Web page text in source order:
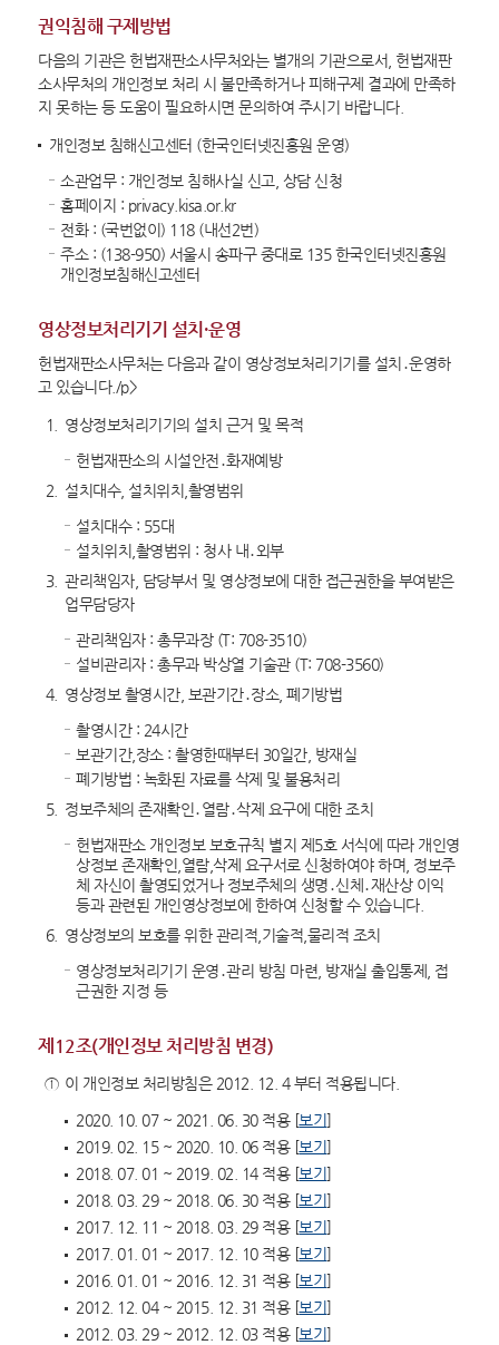
권익침해 구제방법
다음의 기관은 헌법재판소사무처와는 별개의 기관으로서, 헌법재판
소사무처의 개인정보 처리 시 불만족하거나 피해구제 결과에 만족하
지 못하는 등 도움이 필요하시면 문의하여 주시기 바랍니다.
개인정보 침해신고센터 (한국인터넷진흥원 운영)
소관업무 : 개인정보 침해사실 신고, 상담 신청
홈페이지 : privacy.kisa.or.kr
전화 : (국번없이) 118 (내선2번)
주소 : (138-950) 서울시 송파구 중대로 135 한국인터넷진흥원
개인정보침해신고센터
영상정보처리기기 설치·운영
헌법재판소사무처는 다음과 같이 영상정보처리기기를 설치․운영하
고 있습니다./p>
1.
영상정보처리기기의 설치 근거 및 목적
헌법재판소의 시설안전․화재예방
2.
설치대수, 설치위치,촬영범위
설치대수 : 55대
설치위치,촬영범위 : 청사 내․외부
3. 관리책임자, 담당부서 및 영상정보에 대한 접근권한을 부여받은
업무담당자
관리책임자 : 총무과장 (T: 708-3510)
설비관리자 : 총무과 박상열 기술관 (T: 708-3560)
4.
영상정보 촬영시간, 보관기간․장소, 폐기방법
촬영시간 : 24시간
보관기간,장소 : 촬영한때부터 30일간, 방재실
폐기방법 : 녹화된 자료를 삭제 및 불용처리
5.
정보주체의 존재확인․열람․삭제 요구에 대한 조치
헌법재판소 개인정보 보호규칙 별지 제5호 서식에 따라 개인영
상정보 존재확인,열람,삭제 요구서로 신청하여야 하며, 정보주
체 자신이 촬영되었거나 정보주체의 생명․신체․재산상 이익
등과 관련된 개인영상정보에 한하여 신청할 수 있습니다.
6.
영상정보의 보호를 위한 관리적,기술적,물리적 조치
영상정보처리기기 운영․관리 방침 마련, 방재실 출입통제, 접
근권한 지정 등
제12조(개인정보 처리방침 변경)
① 이 개인정보 처리방침은 2012. 12. 4 부터 적용됩니다.
2020. 10. 07 ~ 2021. 06. 30 적용 [보기]
2019. 02. 15 ~ 2020. 10. 06 적용 [보기]
2018. 07. 01 ~ 2019. 02. 14 적용 [보기]
2018. 03. 29 ~ 2018. 06. 30 적용 [보기]
2017. 12. 11 ~ 2018. 03. 29 적용 [보기]
2017. 01. 01 ~ 2017. 12. 10 적용 [보기]
2016. 01. 01 ~ 2016. 12. 31 적용 [보기]
2012. 12. 04 ~ 2015. 12. 31 적용 [보기]
2012. 03. 29 ~ 2012. 12. 03 적용 [보기]